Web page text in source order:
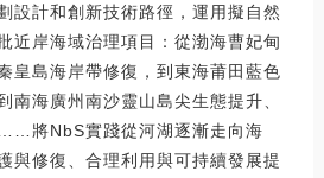
設計和創新技術路徑，運用擬自然
近岸海域治理項目：從渤海曹妃甸
皇島海岸帶修復，到東海莆田藍色
南海廣州南沙靈山島尖生態提升、
將NbS實踐從河湖逐漸走向海
與修復、合理利用與可持續發展提